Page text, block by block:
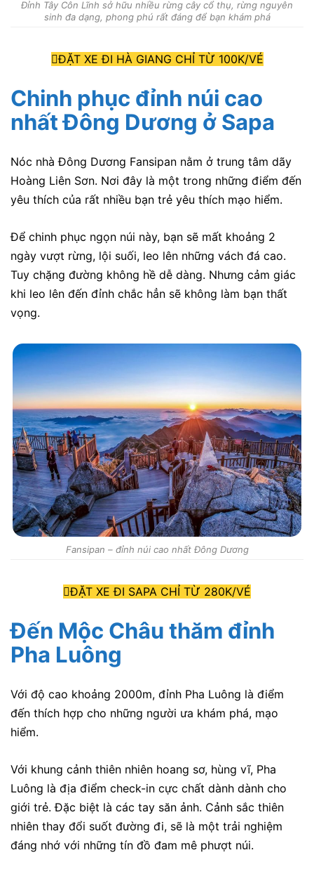
Đỉnh Tây Côn Lĩnh sở hữu nhiều rừng cây cổ thụ, rừng nguyên
sinh đa dạng, phong phú rất đáng để bạn khám phá
ĐẶT XE ĐI HÀ GIANG CHỈ TỪ 100K/VÉ
Chinh phục đỉnh núi cao
nhất Đông Dương ở Sapa
Nóc nhà Đông Dương Fansipan nằm ở trung tâm dãy
Hoàng Liên Sơn. Nơi đây là một trong những điểm đến
yêu thích của rất nhiều bạn trẻ yêu thích mạo hiểm.
Để chinh phục ngọn núi này, bạn sẽ mất khoảng 2
ngày vượt rừng, lội suối, leo lên những vách đá cao.
Tuy chặng đường không hề dễ dàng. Nhưng cảm giác
khi leo lên đến đỉnh chắc hẳn sẽ không làm bạn thất
vọng.
Fansipan – đỉnh núi cao nhất Đông Dương
ĐẶT XE ĐI SAPA CHỈ TỪ 280K/VÉ
Đến Mộc Châu thăm đỉnh
Pha Luông
Với độ cao khoảng 2000m, đỉnh Pha Luông là điểm
đến thích hợp cho những người ưa khám phá, mạo
hiểm.
Với khung cảnh thiên nhiên hoang sơ, hùng vĩ, Pha
Luông là địa điểm check-in cực chất dành dành cho
giới trẻ. Đặc biệt là các tay săn ảnh. Cảnh sắc thiên
nhiên thay đổi suốt đường đi, sẽ là một trải nghiệm
đáng nhớ với những tín đồ đam mê phượt núi.